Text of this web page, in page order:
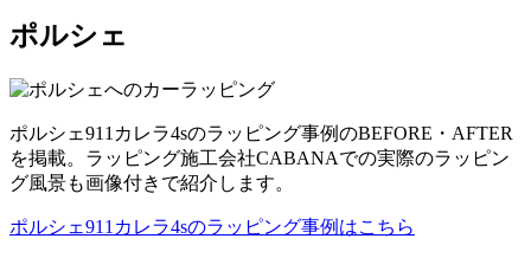
ポルシェ
ポルシェ911カレラ4sのラッピング事例のBEFORE・AFTER
を掲載。ラッピング施工会社CABANAでの実際のラッピン
グ風景も画像付きで紹介します。
ポルシェ911カレラ4sのラッピング事例はこちら